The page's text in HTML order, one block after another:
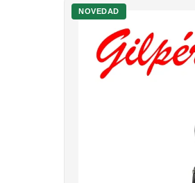
NOVEDAD